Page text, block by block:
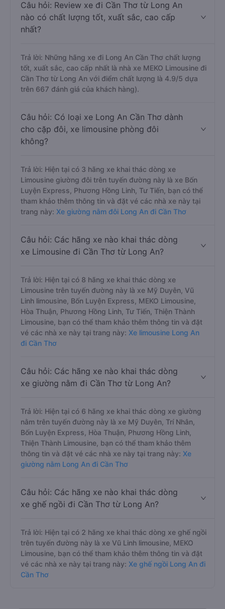
Câu hỏi: Review xe đi Cần Thơ từ Long An
nào có chất lượng tốt, xuất sắc, cao cấp
nhất?
Trả lời: Những hãng xe đi Long An Cần Thơ chất lượng
tốt, xuất sắc, cao cấp nhất là nhà xe MEKO Limousine đi
Cần Thơ từ Long An với điểm chất lượng là 4.9/5 dựa
trên 667 đánh giá của khách hàng).
Câu hỏi: Có loại xe Long An Cần Thơ dành
cho cặp đôi, xe limousine phòng đôi
không?
Trả lời: Hiện tại có 3 hãng xe khai thác dòng xe
Limousine giường đôi trên tuyến đường này là xe Bốn
Luyện Express, Phương Hồng Linh, Tư Tiến, bạn có thể
tham khảo thêm thông tin và đặt vé các nhà xe này tại
trang này: Xe giường nằm đôi Long An đi Cần Thơ
Câu hỏi: Các hãng xe nào khai thác dòng
xe Limousine đi Cần Thơ từ Long An?
Trả lời: Hiện tại có 8 hãng xe khai thác dòng xe
Limousine trên tuyến đường này là xe Mỹ Duyên, Vũ
Linh limousine, Bốn Luyện Express, MEKO Limousine,
Hòa Thuận, Phương Hồng Linh, Tư Tiến, Thiện Thành
Limousine, bạn có thể tham khảo thêm thông tin và đặt
vé các nhà xe này tại trang này: Xe limousine Long An
đi Cần Thơ
Câu hỏi: Các hãng xe nào khai thác dòng
xe giường nằm đi Cần Thơ từ Long An?
Trả lời: Hiện tại có 6 hãng xe khai thác dòng xe giường
nằm trên tuyến đường này là xe Mỹ Duyên, Trí Nhân,
Bốn Luyện Express, Hòa Thuận, Phương Hồng Linh,
Thiện Thành Limousine, bạn có thể tham khảo thêm
thông tin và đặt vé các nhà xe này tại trang này: Xe
giường nằm Long An đi Cần Thơ
Câu hỏi: Các hãng xe nào khai thác dòng
xe ghế ngồi đi Cần Thơ từ Long An?
Trả lời: Hiện tại có 2 hãng xe khai thác dòng xe ghế ngồi
trên tuyến đường này là xe Vũ Linh limousine, MEKO
Limousine, bạn có thể tham khảo thêm thông tin và đặt
vé các nhà xe này tại trang này: Xe ghế ngồi Long An đi
Cần Thơ